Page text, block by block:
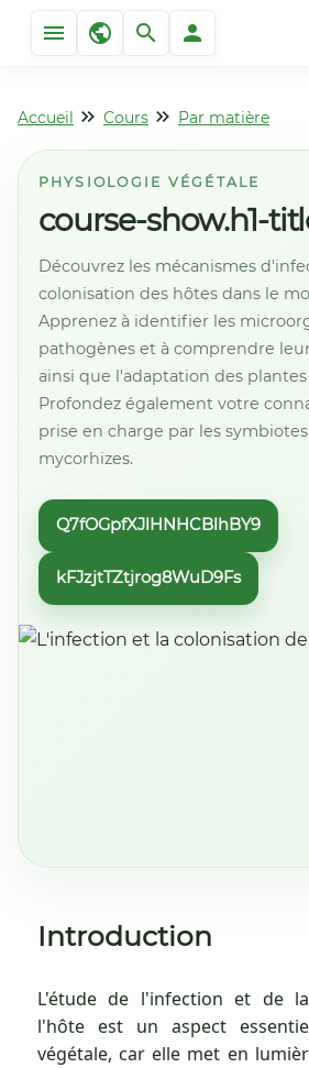
Accueil Cours Par matière
PHYSIOLOGIE VÉGÉTALE
course-show.h1-
Découvrez les mécanismes
colonisation des hôtes dans le
Apprenez à identifier les
pathogènes et à comprendre
ainsi que l'adaptation des
Profondez également votre
prise en charge par les
mycorhizes.
Q7fOGpfXJlHNHCBlhBY9
kFJzjtTZtjrog8WuD9Fs
Introduction
L'étude de l'infection et de
l'hôte est un aspect
végétale, car elle met en